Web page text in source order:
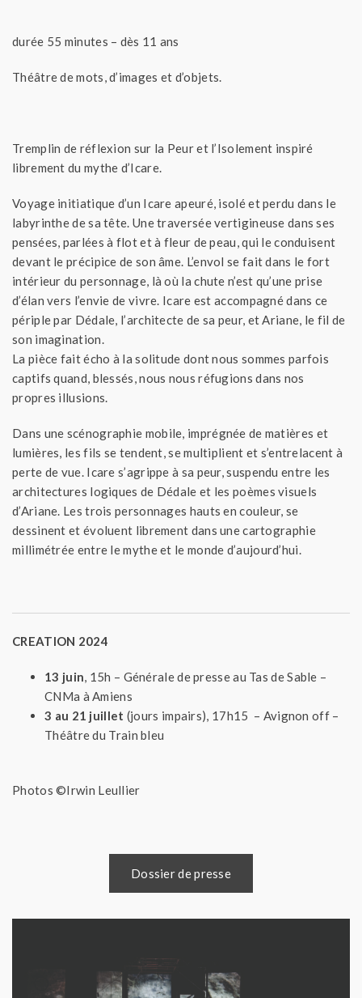
durée 55 minutes – dès 11 ans
Théâtre de mots, d’images et d’objets.
Tremplin de réflexion sur la Peur et l’Isolement inspiré
librement du mythe d’Icare.
Voyage initiatique d’un Icare apeuré, isolé et perdu dans le
labyrinthe de sa tête. Une traversée vertigineuse dans ses
pensées, parlées à flot et à fleur de peau, qui le conduisent
devant le précipice de son âme. L’envol se fait dans le fort
intérieur du personnage, là où la chute n’est qu’une prise
d’élan vers l’envie de vivre. Icare est accompagné dans ce
périple par Dédale, l’architecte de sa peur, et Ariane, le fil de
son imagination.
La pièce fait écho à la solitude dont nous sommes parfois
captifs quand, blessés, nous nous réfugions dans nos
propres illusions.
Dans une scénographie mobile, imprégnée de matières et
lumières, les fils se tendent, se multiplient et s’entrelacent à
perte de vue. Icare s’agrippe à sa peur, suspendu entre les
architectures logiques de Dédale et les poèmes visuels
d’Ariane. Les trois personnages hauts en couleur, se
dessinent et évoluent librement dans une cartographie
millimétrée entre le mythe et le monde d’aujourd’hui.
CREATION 2024
13 juin , 15h – Générale de presse au Tas de Sable –
CNMa à Amiens
3 au 21 juillet (jours impairs), 17h15 – Avignon off –
Théâtre du Train bleu
Photos ©Irwin Leullier
Dossier de presse